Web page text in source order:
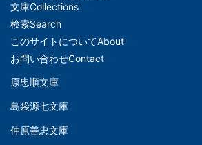
メ
イ
ン
ナ
ビ
ー
文庫Collections
検索Search
このサイトについてAbout
お問い合わせContact
文
(Left)
原忠順文庫
島袋源七文庫
仲原善忠文庫